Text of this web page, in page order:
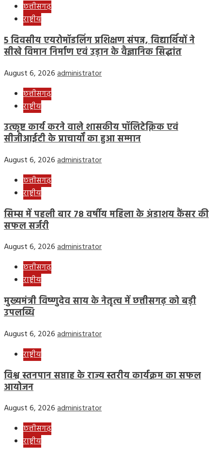
छत्तीसगढ़
राष्ट्रीय
5 दिवसीय एयरोमॉडलिंग प्रशिक्षण संपन्न, विद्यार्थियों ने
सीखे विमान निर्माण एवं उड़ान के वैज्ञानिक सिद्धांत
August 6, 2026administrator
छत्तीसगढ़
राष्ट्रीय
उत्कृष्ट कार्य करने वाले शासकीय पॉलिटेक्निक एवं
सीजीआईटी के प्राचार्यों का हुआ सम्मान
August 6, 2026administrator
छत्तीसगढ़
राष्ट्रीय
सिम्स में पहली बार 78 वर्षीय महिला के अंडाशय कैंसर की
सफल सर्जरी
August 6, 2026administrator
छत्तीसगढ़
राष्ट्रीय
मुख्यमंत्री विष्णुदेव साय के नेतृत्व में छत्तीसगढ़ को बड़ी
उपलब्धि
August 6, 2026administrator
राष्ट्रीय
विश्व स्तनपान सप्ताह के राज्य स्तरीय कार्यक्रम का सफल
आयोजन
August 6, 2026administrator
छत्तीसगढ़
राष्ट्रीय